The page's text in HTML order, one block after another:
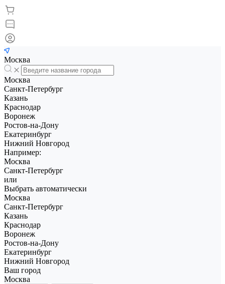
Москва
Москва
Санкт-Петербург
Казань
Краснодар
Воронеж
Ростов-на-Дону
Екатеринбург
Нижний Новгород
Например:
Москва
Санкт-Петербург
или
Выбрать автоматически
Москва
Санкт-Петербург
Казань
Краснодар
Воронеж
Ростов-на-Дону
Екатеринбург
Нижний Новгород
Ваш город
Москва